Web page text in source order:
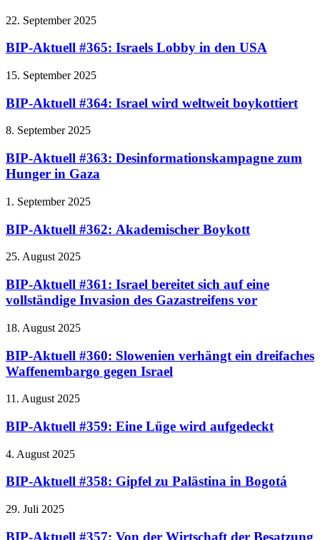
22. September 2025
BIP-Aktuell #365: Israels Lobby in den USA
15. September 2025
BIP-Aktuell #364: Israel wird weltweit boykottiert
8. September 2025
BIP-Aktuell #363: Desinformationskampagne zum
Hunger in Gaza
1. September 2025
BIP-Aktuell #362: Akademischer Boykott
25. August 2025
BIP-Aktuell #361: Israel bereitet sich auf eine
vollständige Invasion des Gazastreifens vor
18. August 2025
BIP-Aktuell #360: Slowenien verhängt ein dreifaches
Waffenembargo gegen Israel
11. August 2025
BIP-Aktuell #359: Eine Lüge wird aufgedeckt
4. August 2025
BIP-Aktuell #358: Gipfel zu Palästina in Bogotá
29. Juli 2025
BIP-Aktuell #357: Von der Wirtschaft der Besatzung